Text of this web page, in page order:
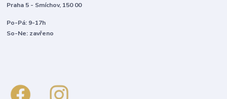
Praha 5 - Smíchov, 150 00
Po-Pá: 9-17h
So-Ne: zavřeno